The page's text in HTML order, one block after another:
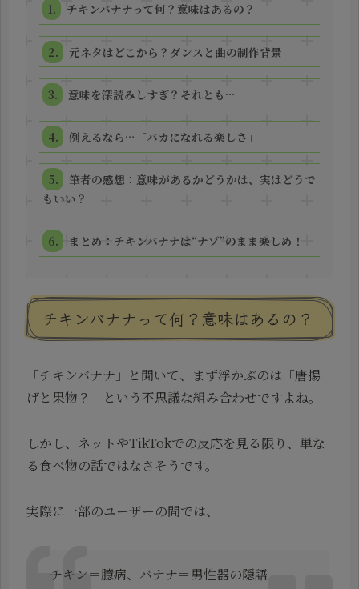
チキンバナナって何？意味はあるの？
元ネタはどこから？ダンスと曲の制作背景
意味を深読みしすぎ？それとも…
例えるなら…「バカになれる楽しさ」
筆者の感想：意味があるかどうかは、実はどうで
もいい？
まとめ：チキンバナナは“ナゾ”のまま楽しめ！
チキンバナナって何？意味はあるの？
「チキンバナナ」と聞いて、まず浮かぶのは「唐揚
げと果物？」という不思議な組み合わせですよね。
しかし、ネットやTikTokでの反応を見る限り、単な
る食べ物の話ではなさそうです。
実際に一部のユーザーの間では、
チキン＝臆病、バナナ＝男性器の隠語